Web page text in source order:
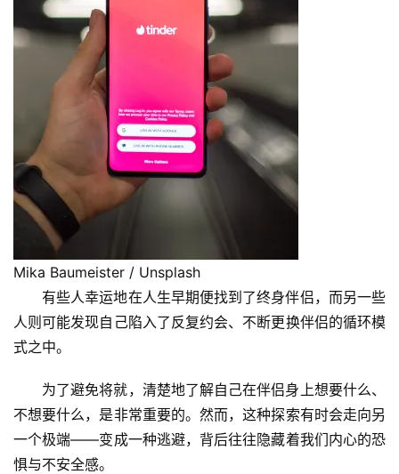
Mika Baumeister / Unsplash
有些人幸运地在人生早期便找到了终身伴侣，而另一些
人则可能发现自己陷入了反复约会、不断更换伴侣的循环模
式之中。
为了避免将就，清楚地了解自己在伴侣身上想要什么、
不想要什么，是非常重要的。然而，这种探索有时会走向另
一个极端——变成一种逃避，背后往往隐藏着我们内心的恐
惧与不安全感。